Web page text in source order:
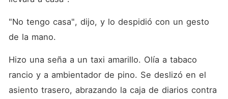
"No tengo casa", dijo, y lo despidió con un gesto
de la mano.
Hizo una seña a un taxi amarillo. Olía a tabaco
rancio y a ambientador de pino. Se deslizó en el
asiento trasero, abrazando la caja de diarios contra